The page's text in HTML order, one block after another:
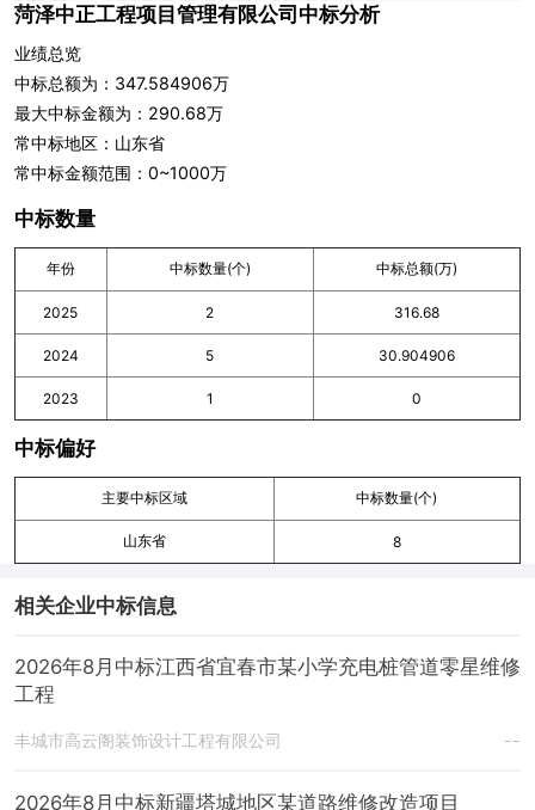
菏泽中正工程项目管理有限公司中标分析
业绩总览
中标总额为：347.584906万
最大中标金额为：290.68万
常中标地区：山东省
常中标金额范围：0~1000万
中标数量
年份 中标数量(个) 中标总额(万)
2025 2 316.68
2024 5 30.904906
2023 1 0
中标偏好
主要中标区域 中标数量(个)
山东省 8
相关企业中标信息
2026年8月中标江西省宜春市某小学充电桩管道零星维修
工程
丰城市高云阁装饰设计工程有限公司 --
2026年8月中标新疆塔城地区某道路维修改造项目